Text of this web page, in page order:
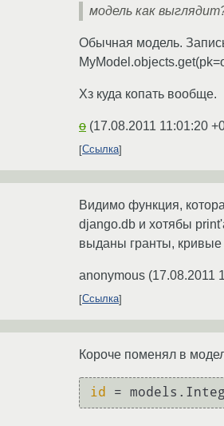
модель как
Обычная модель.
Хз куда копать вообще.
o (17.08.2011 11:01:20
Ссылка
Видимо функция,
django.db и хотябы
выданы гранты, кривые
anonymous (17.08.2011
Ссылка
Короче поменял в
id =